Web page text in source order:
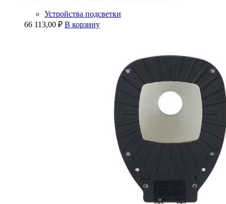
Устройства подсветки
66 113,00 ₽ В корзину